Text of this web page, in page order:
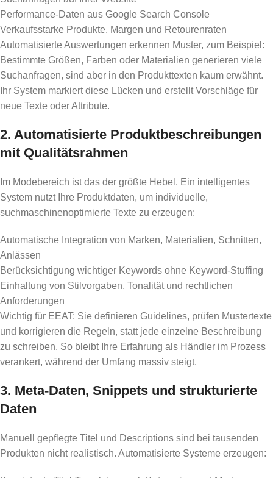
Performance-Daten aus Google Search Console
Verkaufsstarke Produkte, Margen und Retourenraten
Automatisierte Auswertungen erkennen Muster, zum Beispiel:
Bestimmte Größen, Farben oder Materialien generieren viele
Suchanfragen, sind aber in den Produkttexten kaum erwähnt.
Ihr System markiert diese Lücken und erstellt Vorschläge für
neue Texte oder Attribute.
2. Automatisierte Produktbeschreibungen
mit Qualitätsrahmen
Im Modebereich ist das der größte Hebel. Ein intelligentes
System nutzt Ihre Produktdaten, um individuelle,
suchmaschinenoptimierte Texte zu erzeugen:
Automatische Integration von Marken, Materialien, Schnitten,
Anlässen
Berücksichtigung wichtiger Keywords ohne Keyword-Stuffing
Einhaltung von Stilvorgaben, Tonalität und rechtlichen
Anforderungen
Wichtig für EEAT: Sie definieren Guidelines, prüfen Mustertexte
und korrigieren die Regeln, statt jede einzelne Beschreibung
zu schreiben. So bleibt Ihre Erfahrung als Händler im Prozess
verankert, während der Umfang massiv steigt.
3. Meta-Daten, Snippets und strukturierte
Daten
Manuell gepflegte Titel und Descriptions sind bei tausenden
Produkten nicht realistisch. Automatisierte Systeme erzeugen: